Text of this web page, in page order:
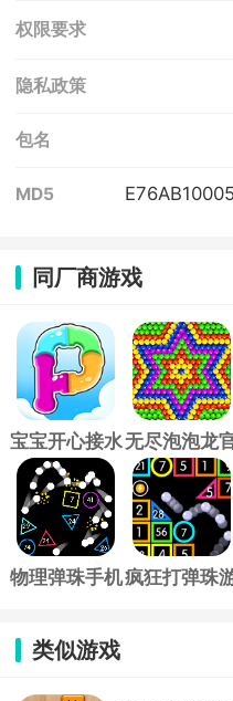
权限要求
隐私政策
包名
MD5
同厂商游戏
宝宝开心接水
管手游
无尽泡泡龙
方版
物理弹珠手机疯狂打弹珠
类似游戏